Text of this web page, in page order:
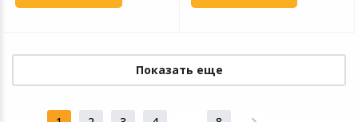
Показать еще